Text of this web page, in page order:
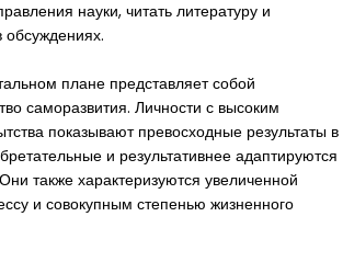
науки, читать литературу и
обсуждениях.
плане представляет собой
саморазвития. Личности с высоким
показывают превосходные результаты в
и результативнее адаптируются
также характеризуются увеличенной
и совокупным степенью жизненного